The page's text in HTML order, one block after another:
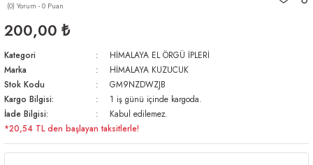
(0) Yorum - 0 Puan
200,00 ₺
Kategori
HİMALAYA EL ÖRGÜ İPLERİ
Marka
HİMALAYA KUZUCUK
Stok Kodu
GM9NZDWZJB
Kargo Bilgisi:
1 iş günü içinde kargoda.
İade Bilgisi:
Kabul edilemez.
*20,54 TL den başlayan taksitlerle!